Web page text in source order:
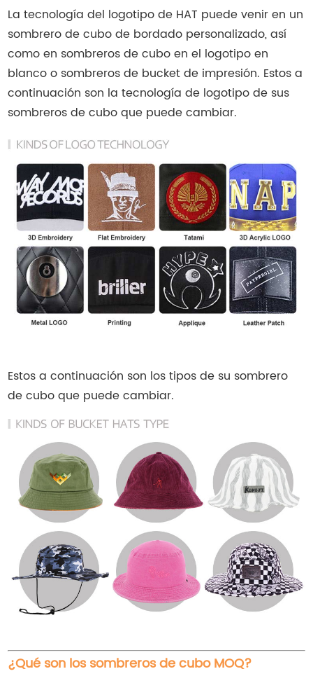
La tecnología del logotipo de HAT puede venir en un
sombrero de cubo de bordado personalizado, así
como en sombreros de cubo en el logotipo en
blanco o sombreros de bucket de impresión. Estos a
continuación son la tecnología de logotipo de sus
sombreros de cubo que puede cambiar.
Estos a continuación son los tipos de su sombrero
de cubo que puede cambiar.
¿Qué son los sombreros de cubo MOQ?